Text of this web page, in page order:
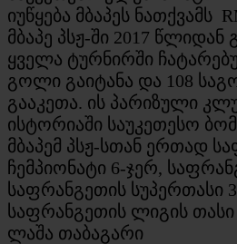
იუწყება მბაპეს ნათქვამს
მბაპე პსჟ-ში 2017
ყველა ტურნირში
გოლი გაიტანა და 108
გააკეთა. ის პარიზული
ისტორიაში საუკეთესო
მბაპემ პსჟ-სთან ერთად
ჩემპიონატი 6-ჯერ,
საფრანგეთის სუპერთასი
საფრანგეთის ლიგის
ლაშა თაბაგარი